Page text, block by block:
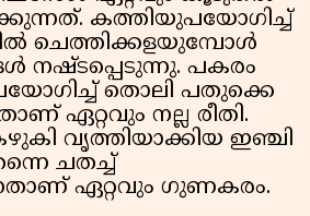
കത്തിയുപയോഗിച്ച്
ചെത്തിക്കളയുമ്പോൾ
പകരം
തൊലി പതുക്കെ
ഏറ്റവും നല്ല രീതി.
വൃത്തിയാക്കിയ ഇഞ്ചി
ചതച്ച്
ഏറ്റവും ഗുണകരം.